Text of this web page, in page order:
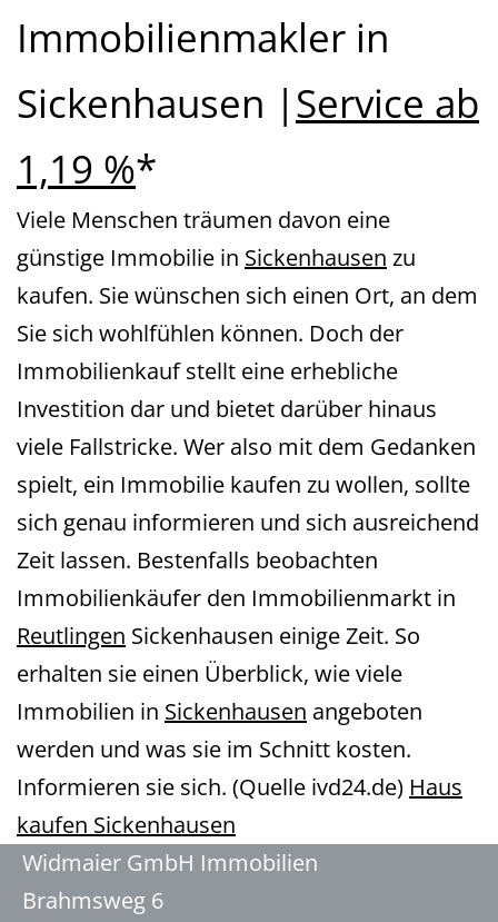
Immobilienmakler in
Sickenhausen |Service ab
1,19 %*
Viele Menschen träumen davon eine
günstige Immobilie in Sickenhausen zu
kaufen. Sie wünschen sich einen Ort, an dem
Sie sich wohlfühlen können. Doch der
Immobilienkauf stellt eine erhebliche
Investition dar und bietet darüber hinaus
viele Fallstricke. Wer also mit dem Gedanken
spielt, ein Immobilie kaufen zu wollen, sollte
sich genau informieren und sich ausreichend
Zeit lassen. Bestenfalls beobachten
Immobilienkäufer den Immobilienmarkt in
Reutlingen Sickenhausen einige Zeit. So
erhalten sie einen Überblick, wie viele
Immobilien in Sickenhausen angeboten
werden und was sie im Schnitt kosten.
Informieren sie sich. (Quelle ivd24.de) Haus
kaufen Sickenhausen
Widmaier GmbH Immobilien
Brahmsweg 6